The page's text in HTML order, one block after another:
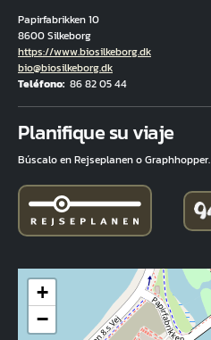
Papirfabrikken 10
8600 Silkeborg
Hjemmeside
https://www.biosilkeborg.dk
Correo electrónico
bio@biosilkeborg.dk
Teléfono 86 82 05 44
Planifique su viaje
Búscalo en Rejseplanen o Graphhopper.
+
−